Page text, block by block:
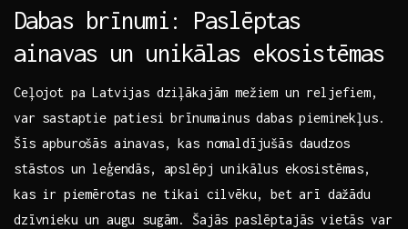
Dabas brīnumi: Paslēptas
ainavas un unikālas ekosistēmas
Ceļojot pa Latvijas dziļākajām​ mežiem un reljefiem,
var sastaptie ⁢patiesi brīnumainus dabas pieminekļus.
Šīs apburošās ainavas, ‍kas nomaldījušās daudzos
stāstos un leģendās, apslēpj unikālus ekosistēmas,
kas ⁤ir piemērotas ne tikai​ cilvēku, bet arī dažādu
dzīvnieku un ‌augu sugām. Šajās paslēptajās vietās var